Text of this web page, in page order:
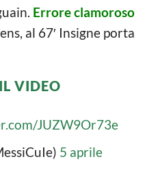
Errore clamoroso
al 67′ Insigne porta
VIDEO
JUZW9Or73e
5 aprile